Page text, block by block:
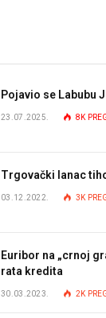
Pojavio se Labubu
23.07.2025. 8K
Trgovački lanac
03.12.2022. 3K
Euribor na „crnoj
rata kredita
30.03.2023. 2K